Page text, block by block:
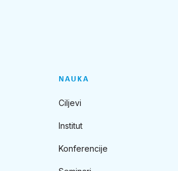
NAUKA
Ciljevi
Institut
Konferencije